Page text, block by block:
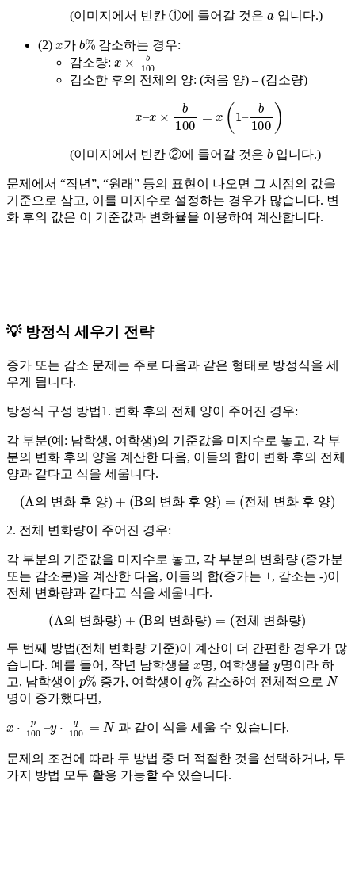
(이미지에서 빈칸 ①에 들어갈 것은 입니다.)
(2) 가 b% 감소하는 경우:
감소량: x× b 100
감소한 후의 전체의 양: (처음 양) – (감소량)
100 1– 100
(이미지에서 빈칸 ②에 들어갈 것은 b 입니다.)
문제에서 “작년”, “원래” 등의 표현이 나오면 그 시점의 값을
기준으로 삼고, 이를 미지수로 설정하는 경우가 많습니다. 변
화 후의 값은 이 기준값과 변화율을 이용하여 계산합니다.
💡 방정식 세우기 전략
증가 또는 감소 문제는 주로 다음과 같은 형태로 방정식을 세
우게 됩니다.
방정식 구성 방법1. 변화 후의 전체 양이 주어진 경우:
각 부분(예: 남학생, 여학생)의 기준값을 미지수로 놓고, 각 부
분의 변화 후의 양을 계산한 다음, 이들의 합이 변화 후의 전체
양과 같다고 식을 세웁니다.
의 변 화 양 의 변 화 양 전체 변 화 양
(A의 변화 후 양 + (B의 변화 후 양) 전체 변화 후 양)
2. 전체 변화량이 주어진 경우:
각 부분의 기준값을 미지수로 놓고, 각 부분의 변화량 (증가분
또는 감소분)을 계산한 다음, 이들의 합(증가는 +, 감소는 -)이
전체 변화량과 같다고 식을 세웁니다.
의 변 화 량 의 변 화 량 전체 변 화 량
(A의 변화량 + (B의 변화량) 전체 변화량)
두 번째 방법(전체 변화량 기준)이 계산이 더 간편한 경우가 많
습니다. 예를 들어, 작년 남학생을
명, 여학생을y명이라 하
고, 남학생이
p% 증가, 여학생이q% 감소하여 전체적으로 N
명이 증가했다면,
100 100 N 과 같이 식을 세울 수 있습니다.
문제의 조건에 따라 두 방법 중 더 적절한 것을 선택하거나, 두
가지 방법 모두 활용 가능할 수 있습니다.